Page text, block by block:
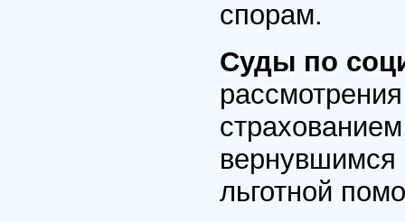
спорам.
Суды по
вернувшимся
льготной